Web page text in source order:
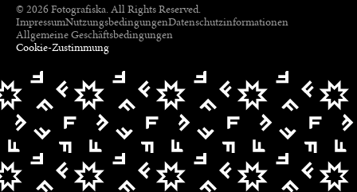
© 2026 Fotografiska. All Rights Reserved.
ImpressumNutzungsbedingungenDatenschutzinformationen
Allgemeine Geschäftsbedingungen
Cookie-Zustimmung